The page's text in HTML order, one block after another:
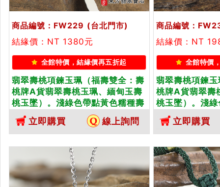
商品編號：FW229 (台北門市)
結緣價：NT 1380元
全館特價，結緣價再五折起
翡翠壽桃項鍊玉珮（福壽雙全：壽
桃牌A貨翡翠壽桃玉珮、緬甸玉壽
桃玉墜）。淺綠色帶點黃色糯種壽
桃，FW229。客製化訂做各種翡
翠壽桃吊墜玉珮項鍊。★附A貨翡
翠雙證書
立即購買 線上詢問
商品編號：
結緣價：NT
全館特價
翡翠壽桃項鍊
桃牌A貨翡翠壽
桃玉墜）。淺
FW230。客製
桃吊墜玉珮項
證書
立即購買